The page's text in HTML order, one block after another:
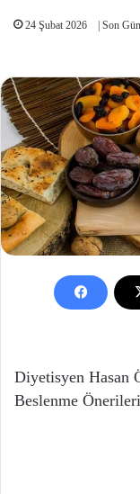
24 Şubat 2026 | Son
Diyetisyen Hasan
Beslenme Önerileri